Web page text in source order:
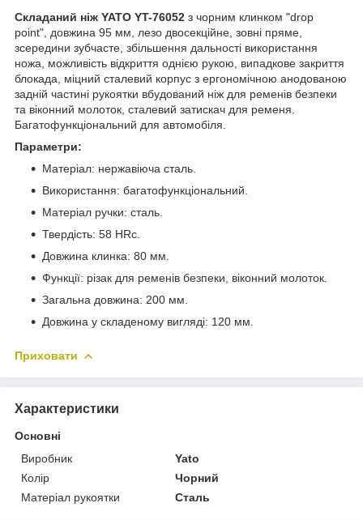
Складаний ніж YATO YT-76052 з чорним клинком "drop
point", довжина 95 мм, лезо двосекційне, зовні пряме,
зсередини зубчасте, збільшення дальності використання
ножа, можливість відкриття однією рукою, випадкове закриття
блокада, міцний сталевий корпус з ергономічною анодованою
задній частині рукоятки вбудований ніж для ременів безпеки
та віконний молоток, сталевий затискач для ременя.
Багатофункціональний для автомобіля.
Параметри:
Матеріал: нержавіюча сталь.
Використання: багатофункціональний.
Матеріал ручки: сталь.
Твердість: 58 HRc.
Довжина клинка: 80 мм.
Функції: різак для ременів безпеки, віконний молоток.
Загальна довжина: 200 мм.
Довжина у складеному вигляді: 120 мм.
Приховати
Характеристики
Основні
Виробник
Yato
Колір
Чорний
Матеріал рукоятки
Сталь